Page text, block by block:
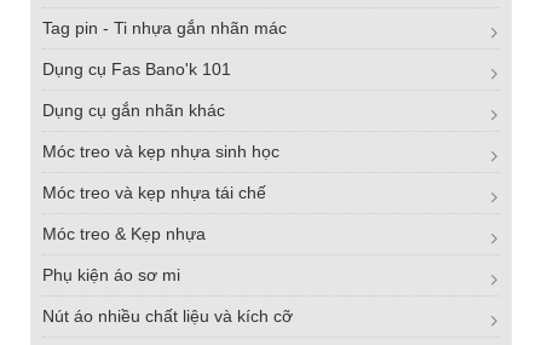
Tag pin - Ti nhựa gắn nhãn mác
Dụng cụ Fas Bano'k 101
Dụng cụ gắn nhãn khác
Móc treo và kẹp nhựa sinh học
Móc treo và kẹp nhựa tái chế
Móc treo & Kẹp nhựa
Phụ kiện áo sơ mi
Nút áo nhiều chất liệu và kích cỡ